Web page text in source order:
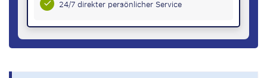
24/7 direkter persönlicher Service